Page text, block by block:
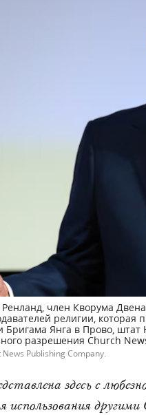
член Кворума
религии, которая
Бригама Янга в Прово,
разрешения Church
Publishing Company.
здесь с
использования